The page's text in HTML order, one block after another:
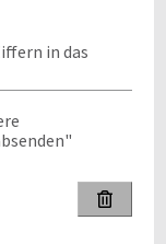
in das
